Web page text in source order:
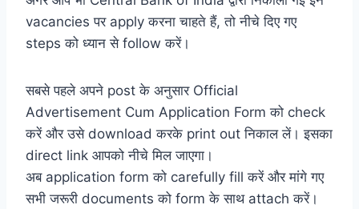
vacancies पर apply करना चाहते हैं, तो नीचे दिए गए
steps को ध्यान से follow करें।
सबसे पहले अपने post के अनुसार Official
Advertisement Cum Application Form को check
करें और उसे download करके print out निकाल लें। इसका
direct link आपको नीचे मिल जाएगा।
अब application form को carefully fill करें और मांगे गए
सभी जरूरी documents को form के साथ attach करें।